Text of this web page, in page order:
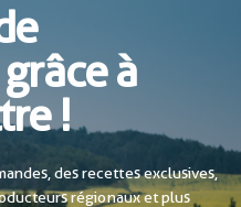
à
!
des recettes exclusives,
régionaux et plus